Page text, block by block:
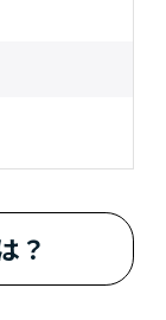
？